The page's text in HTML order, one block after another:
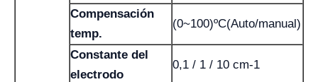
Compensación
temp.
(0~100)ºC(Auto/manual)
Constante del
electrodo
0,1 / 1 / 10 cm-1